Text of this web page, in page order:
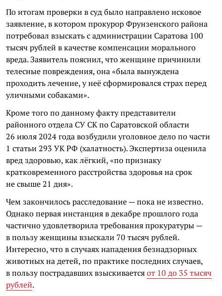
По итогам проверки в суд было направлено исковое
заявление, в котором прокурор Фрунзенского района
потребовал взыскать с администрации Саратова 100
тысяч рублей в качестве компенсации морального
вреда. Заявитель пояснил, что женщине причинили
телесные повреждения, она «была вынуждена
проходить лечение, у неё сформировался страх перед
уличными собаками».
Кроме того по данному факту представители
районного отдела СУ СК по Саратовской области
26 июля 2024 года возбудили уголовное дело по части
1 статьи 293 УК РФ (халатность). Экспертиза оценила
вред здоровью, как лёгкий, «по признаку
кратковременного расстройства здоровья на срок
не свыше 21 дня».
Чем закончилось расследование — пока не известно.
Однако первая инстанция в декабре прошлого года
частично удовлетворила требования прокуратуры —
в пользу женщины взыскали 70 тысяч рублей.
Интересно, что в случаях нападения безнадзорных
животных на детей, по практике последних случаев,
в пользу пострадавших взыскиваетсяот 10 до 35 тысяч
рублей.